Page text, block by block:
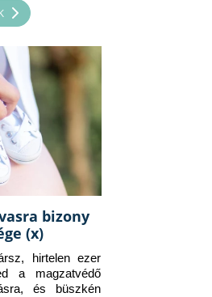
bizony
(x)
hirtelen ezer
a magzatvédő
és büszkén